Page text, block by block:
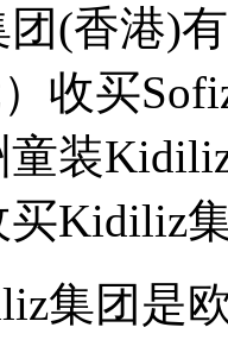
(香港)
收买
装
买Kidiliz
团是欧